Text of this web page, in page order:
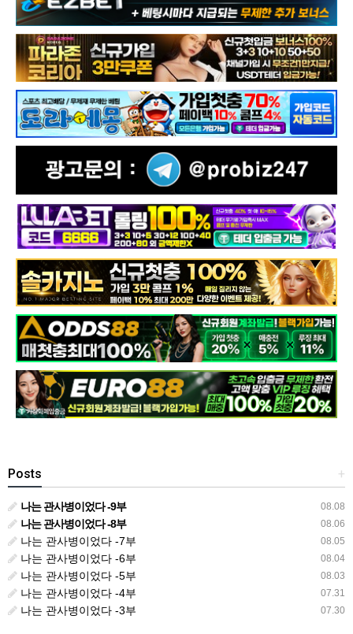
+
Posts
08.08
나는 관사병이었다 -9부
08.06
나는 관사병이었다 -8부
08.05
나는 관사병이었다 -7부
08.04
나는 관사병이었다 -6부
08.03
나는 관사병이었다 -5부
07.31
나는 관사병이었다 -4부
07.30
나는 관사병이었다 -3부